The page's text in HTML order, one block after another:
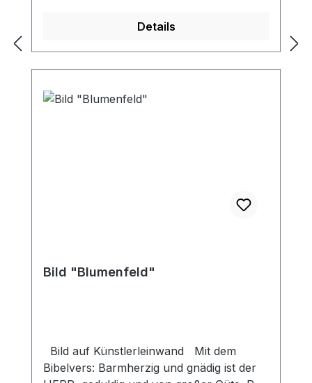
Details
Bild "Blumenfeld"
Bild auf Künstlerleinwand Mit dem
Bibelvers: Barmherzig und gnädig ist der